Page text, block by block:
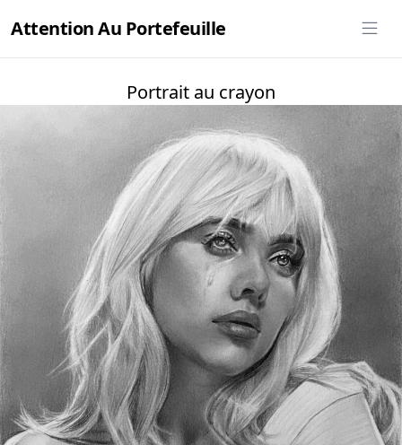
Attention Au Portefeuille
Portrait au crayon